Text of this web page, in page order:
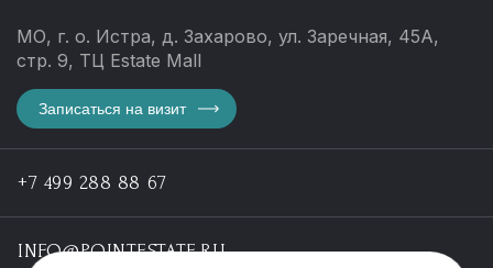
МО, г. о. Истра, д. Захарово, ул. Заречная, 45А,
стр. 9, ТЦ Estate Mall
Записаться на визит
+7 499 288 88 67
INFO@POINTESTATE.RU